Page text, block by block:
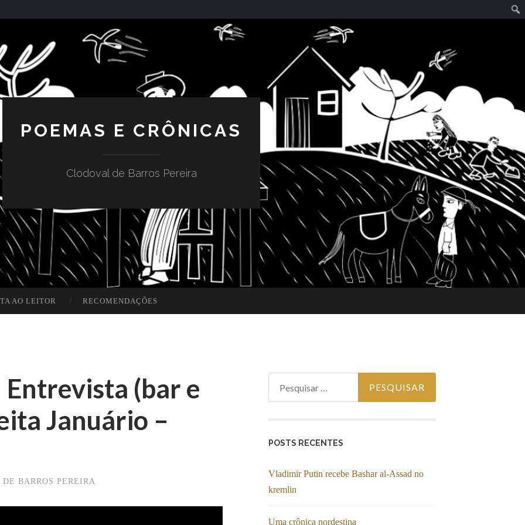
POEMAS E CRÔNICAS
Clodoval de Barros Pereira
AO LEITOR RECOMENDAÇÕES
Entrevista (bar e
Januário –
BARROS PEREIRA
POSTS RECENTES
Vladimir Putin recebe Bashar al-Assad no
kremlin
Uma crônica nordestina